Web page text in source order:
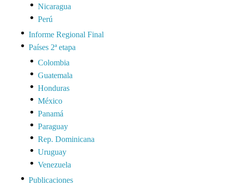
Nicaragua
Perú
Informe Regional Final
Países 2ª etapa
Colombia
Guatemala
Honduras
México
Panamá
Paraguay
Rep. Dominicana
Uruguay
Venezuela
Publicaciones